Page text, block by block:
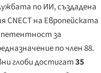
по ИИ, създадена
CNECT на Европейската
за
по член 88.
глоби достигат35